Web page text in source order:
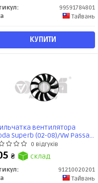
99591784801
Тайвань
КУПИТИ
вентилятора
Superb (02-08)/VW Passat
05)/Audi A4 (95-05),A6 (98-05)
VIKA
0 відгуків
₴ склад
91210020201
Тайвань